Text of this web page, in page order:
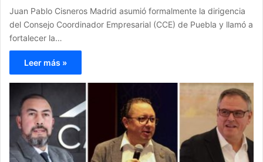
Juan Pablo Cisneros Madrid asumió formalmente la dirigencia
del Consejo Coordinador Empresarial (CCE) de Puebla y llamó a
fortalecer la…
Leer más »